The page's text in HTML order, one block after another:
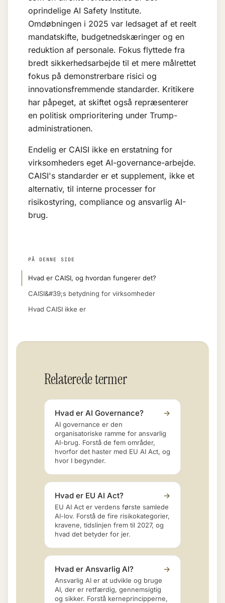
oprindelige AI Safety Institute.
Omdøbningen i 2025 var ledsaget af et reelt
mandatskifte, budgetnedskæringer og en
reduktion af personale. Fokus flyttede fra
bredt sikkerhedsarbejde til et mere målrettet
fokus på demonstrerbare risici og
innovationsfremmende standarder. Kritikere
har påpeget, at skiftet også repræsenterer
en politisk omprioritering under Trump-
administrationen.
Endelig er CAISI ikke en erstatning for
virksomheders eget AI-governance-arbejde.
CAISI's standarder er et supplement, ikke et
alternativ, til interne processer for
risikostyring, compliance og ansvarlig AI-
brug.
PÅ DENNE SIDE
Hvad er CAISI, og hvordan fungerer det?
CAISI&#39;s betydning for virksomheder
Hvad CAISI ikke er
Relaterede termer
Hvad er AI Governance? →
AI governance er den
organisatoriske ramme for ansvarlig
AI-brug. Forstå de fem områder,
hvorfor det haster med EU AI Act, og
hvor I begynder.
Hvad er EU AI Act? →
EU AI Act er verdens første samlede
AI-lov. Forstå de fire risikokategorier,
kravene, tidslinjen frem til 2027, og
hvad det betyder for jer.
Hvad er Ansvarlig AI? →
Ansvarlig AI er at udvikle og bruge
AI, der er retfærdig, gennemsigtig
og sikker. Forstå kerneprincipperne,